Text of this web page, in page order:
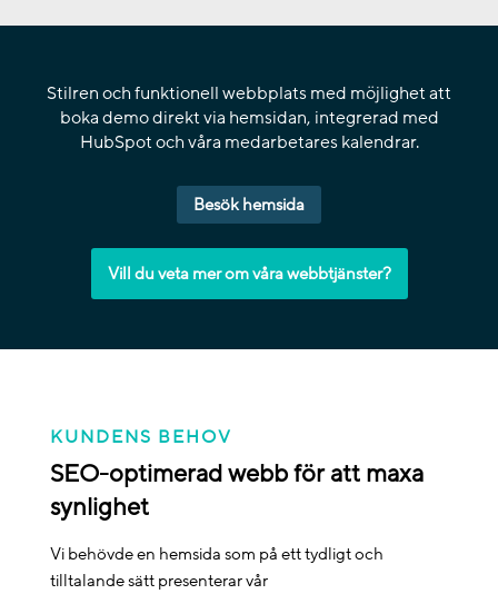
Stilren och funktionell webbplats med möjlighet att
boka demo direkt via hemsidan, integrerad med
HubSpot och våra medarbetares kalendrar.
Besök hemsida
Vill du veta mer om våra webbtjänster?
KUNDENS BEHOV
SEO-optimerad webb för att maxa
synlighet
Vi behövde en hemsida som på ett tydligt och
tilltalande sätt presenterar vår